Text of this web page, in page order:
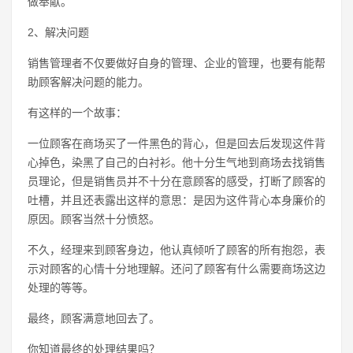
2、解决问题
销售管理者不仅要做好自身的管理、企业的管理，也要有能帮
助顾客解决问题的能力。
有这样的一个故事：
一位顾客在商场买了一件黑色的背心，但是回去后发现这件背
心掉色，染黑了自己的白衬衫。他十分生气地到商场去找销售
员理论，但是销售员并不十分在意顾客的感受，打断了顾客的
吐槽，并且还表露出这样的意思：是因为这件背心本身廉价的
原因。顾客当然十分愤怒。
不久，经理来到顾客身边，他认真倾听了顾客的所有抱怨，表
示对顾客的心情十分地理解。还问了顾客有什么需要商场这边
处理的等等。
最终，顾客满意地回去了。
你知道最终的处理结果吗？